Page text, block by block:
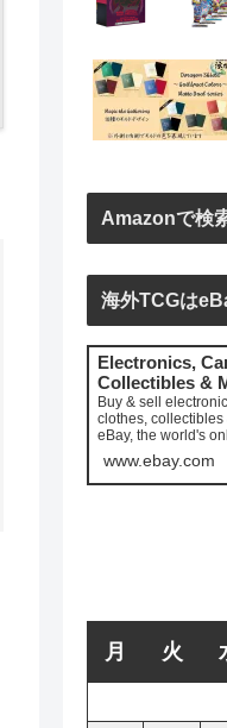
Amazonで検
海外TCGは
Electronics,
Collectibles &
Buy & sell
clothes, collectibles
eBay, the world's
marketplace. Top
www.ebay.com
月 火